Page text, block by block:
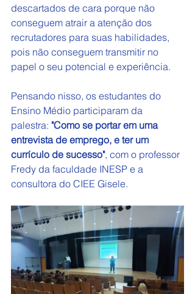
descartados de cara porque não
conseguem atrair a atenção dos
recrutadores para suas habilidades,
pois não conseguem transmitir no
papel o seu potencial e experiência.
Pensando nisso, os estudantes do
Ensino Médio participaram da
palestra: "Como se portar em uma
entrevista de emprego, e ter um
currículo de sucesso", com o professor
Fredy da faculdade INESP e a
consultora do CIEE Gisele.